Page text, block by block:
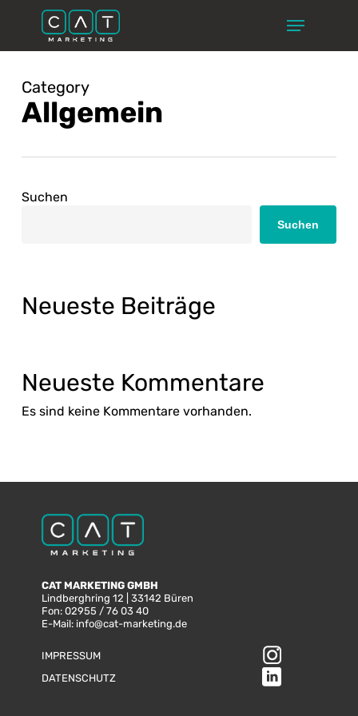
content
Menu
Category
Allgemein
Suchen
Suchen
Neueste Beiträge
Neueste Kommentare
Es sind keine Kommentare vorhanden.
CAT MARKETING GMBH
Lindberghring 12 | 33142 Büren
Fon:02955 / 76 03 40
E-Mail:info@cat-marketing.de
IMPRESSUM
DATENSCHUTZ